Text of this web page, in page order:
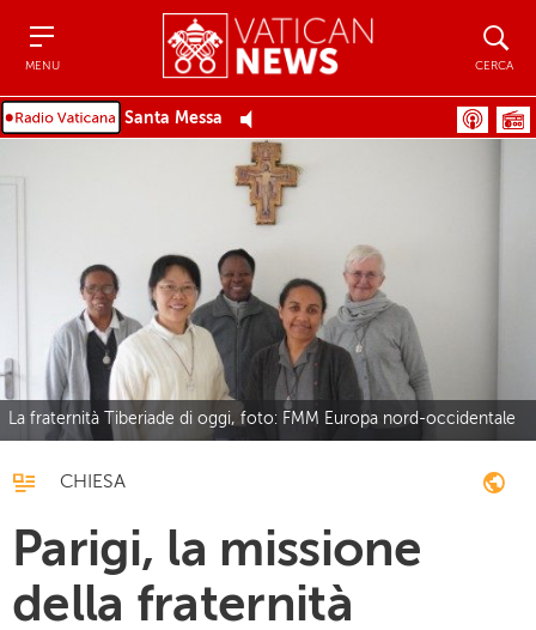
MENU CERCA
Santa Messa
La fraternità Tiberiade di oggi, foto: FMM Europa nord-occidentale
CHIESA
Parigi, la missione
della fraternità